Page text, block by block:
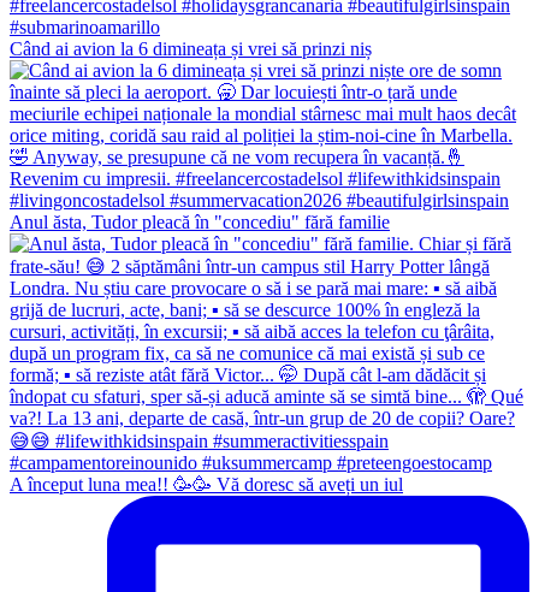
Când ai avion la 6 dimineața și vrei să prinzi niș
Anul ăsta, Tudor pleacă în "concediu" fără familie
A început luna mea!! 🥳🥳 Vă doresc să aveți un iul